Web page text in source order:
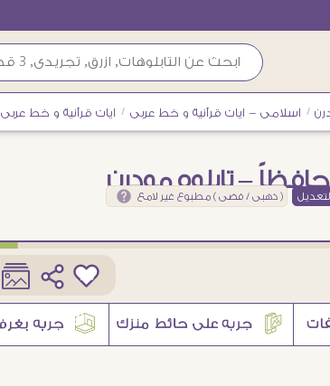
/ اسلامى - ايات قرآنية و خط عربى / ايات قرآنية و خط عربى
– تابلوه مودرن
( ذهبى / فضى ) مطبوع غير لامع
13